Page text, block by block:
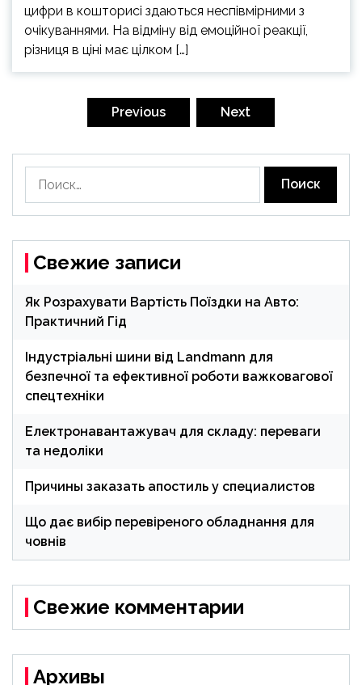
цифри в кошторисі здаються неспівмірними з
очікуваннями. На відміну від емоційної реакції,
різниця в ціні має цілком […]
Previous Next
Свежие записи
Як Розрахувати Вартість Поїздки на Авто:
Практичний Гід
Індустріальні шини від Landmann для
безпечної та ефективної роботи важковагової
спецтехніки
Електронавантажувач для складу: переваги
та недоліки
Причины заказать апостиль у специалистов
Що дає вибір перевіреного обладнання для
човнів
Свежие комментарии
Архивы